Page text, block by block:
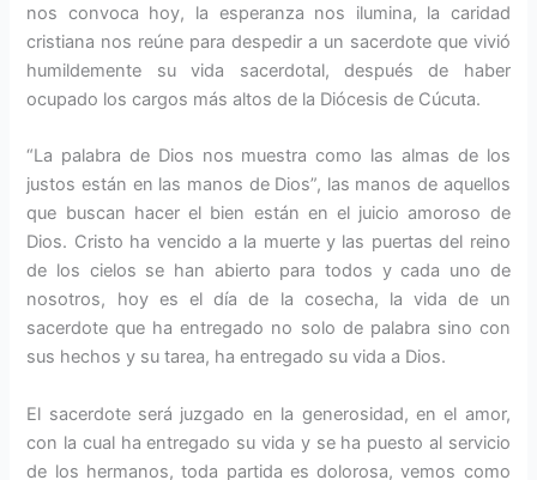
nos convoca hoy, la esperanza nos ilumina, la caridad
cristiana nos reúne para despedir a un sacerdote que vivió
humildemente su vida sacerdotal, después de haber
ocupado los cargos más altos de la Diócesis de Cúcuta.
“La palabra de Dios nos muestra como las almas de los
justos están en las manos de Dios”, las manos de aquellos
que buscan hacer el bien están en el juicio amoroso de
Dios. Cristo ha vencido a la muerte y las puertas del reino
de los cielos se han abierto para todos y cada uno de
nosotros, hoy es el día de la cosecha, la vida de un
sacerdote que ha entregado no solo de palabra sino con
sus hechos y su tarea, ha entregado su vida a Dios.
El sacerdote será juzgado en la generosidad, en el amor,
con la cual ha entregado su vida y se ha puesto al servicio
de los hermanos, toda partida es dolorosa, vemos como